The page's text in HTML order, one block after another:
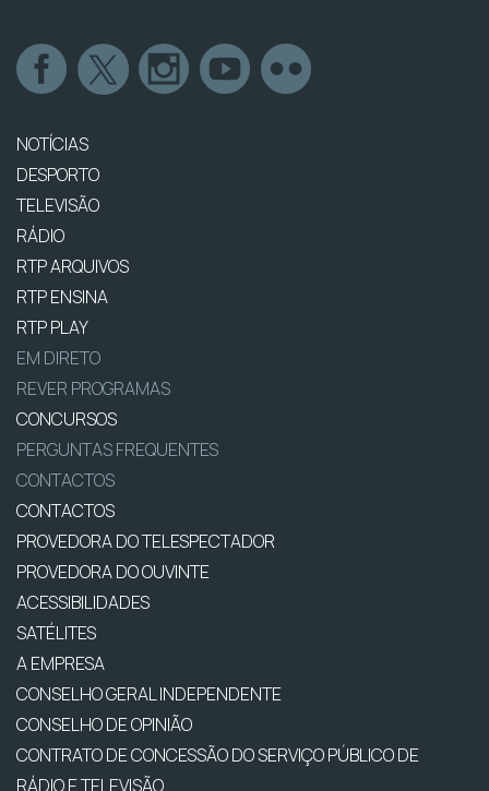
NOTÍCIAS
DESPORTO
TELEVISÃO
RÁDIO
RTP ARQUIVOS
RTP ENSINA
RTP PLAY
EM DIRETO
REVER PROGRAMAS
CONCURSOS
PERGUNTAS FREQUENTES
CONTACTOS
CONTACTOS
PROVEDORA DO TELESPECTADOR
PROVEDORA DO OUVINTE
ACESSIBILIDADES
SATÉLITES
A EMPRESA
CONSELHO GERAL INDEPENDENTE
CONSELHO DE OPINIÃO
CONTRATO DE CONCESSÃO DO SERVIÇO PÚBLICO DE
RÁDIO E TELEVISÃO